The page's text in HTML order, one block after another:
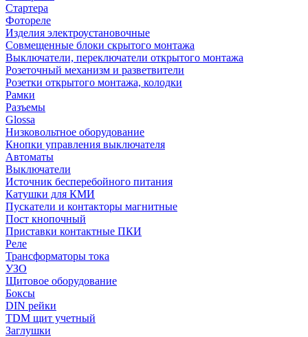
Стартера
Фотореле
Изделия электроустановочные
Совмещенные блоки скрытого монтажа
Выключатели, переключатели открытого монтажа
Розеточный механизм и разветвители
Розетки открытого монтажа, колодки
Рамки
Разъемы
Glossa
Низковольтное оборудование
Кнопки управления выключателя
Автоматы
Выключатели
Источник бесперебойного питания
Катушки для КМИ
Пускатели и контакторы магнитные
Пост кнопочный
Приставки контактные ПКИ
Реле
Трансформаторы тока
УЗО
Щитовое оборудование
Боксы
DIN рейки
TDM щит учетный
Заглушки